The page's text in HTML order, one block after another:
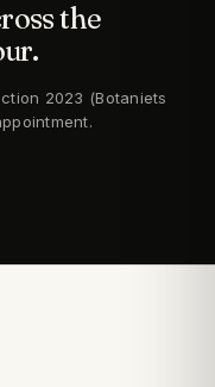
the
2023 (Botaniets